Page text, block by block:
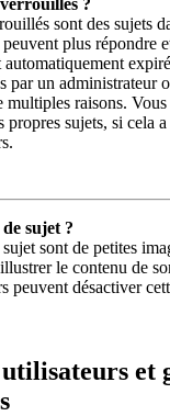
?
sont des sujets
plus répondre
automatiquement
par un administrateur
multiples raisons.
sujets, si cela
sujet ?
sont de petites
le contenu de
peuvent désactiver
et